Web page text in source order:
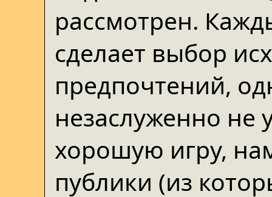
рассмотрен.
сделает выбор
предпочтений,
незаслуженно не
хорошую игру,
публики (из